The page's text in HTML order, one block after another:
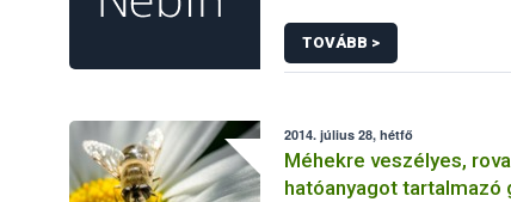
TOVÁBB >
2014. július 28, hétfő
Méhekre veszélyes,
hatóanyagot tartalmazó